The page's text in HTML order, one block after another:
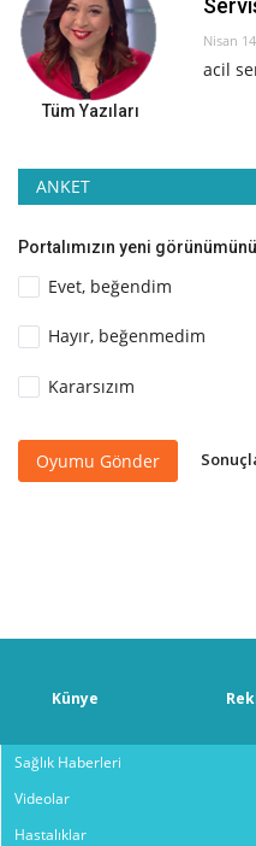
Nisan
acil
Tüm Yazıları
ANKET
Portalımızın yeni
Evet, beğendim
Hayır, beğenmedim
Kararsızım
Oyumu Gönder
Künye
Sağlık Haberleri
Videolar
Hastalıklar